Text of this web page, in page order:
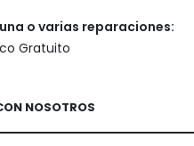
o varias reparaciones:
Gratuito
NOSOTROS